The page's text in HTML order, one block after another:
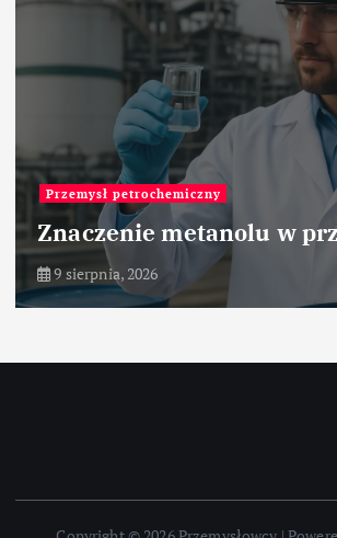
Przemysł petrochemiczny
Znaczenie metanolu w
9 sierpnia, 2026